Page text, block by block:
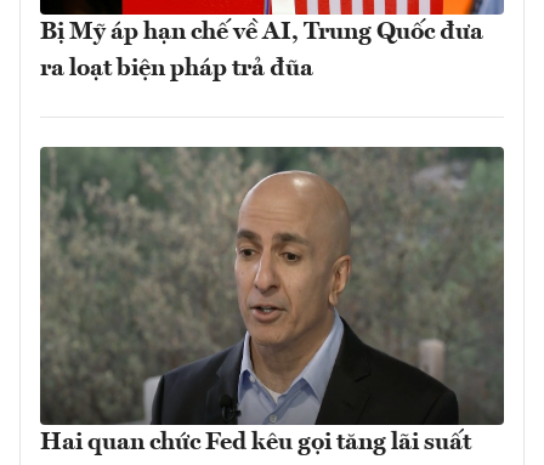
Bị Mỹ áp hạn chế về AI, Trung Quốc đưa
ra loạt biện pháp trả đũa
Hai quan chức Fed kêu gọi tăng lãi suất